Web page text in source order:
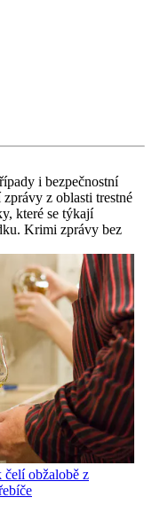
i bezpečnostní
z oblasti trestné
které se týkají
Krimi zprávy bez
obžalobě z